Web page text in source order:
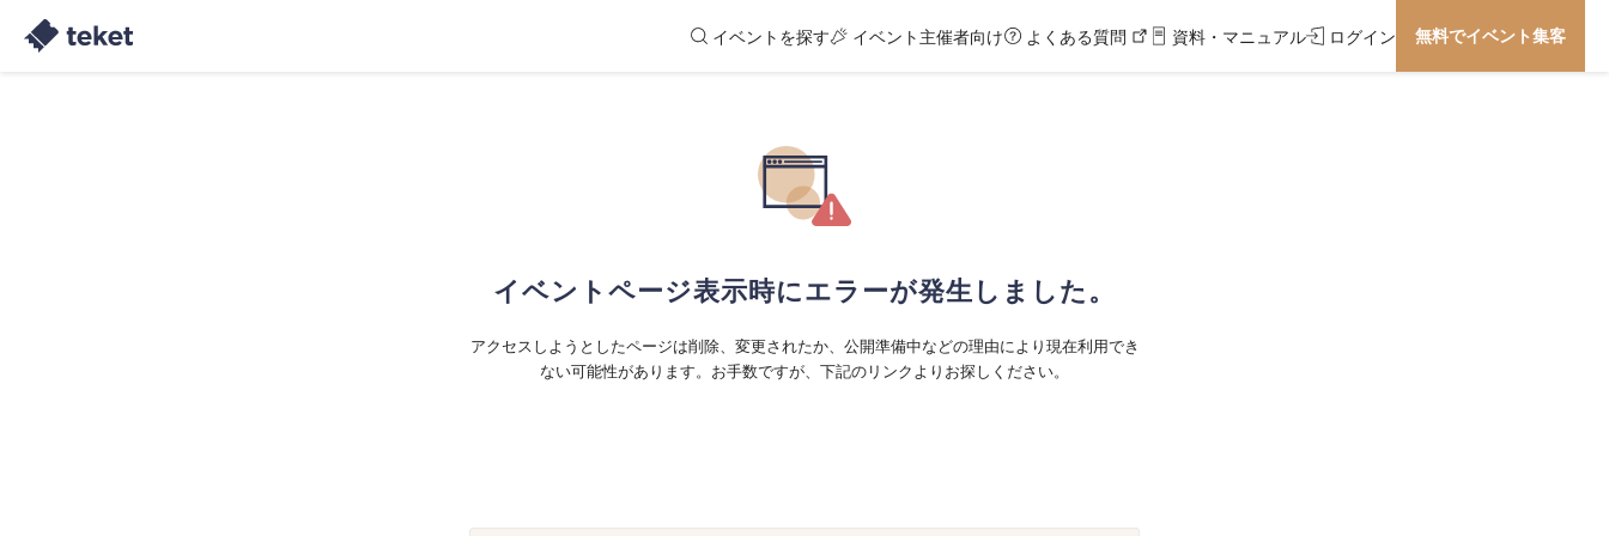
イベントを探す イベント主催者向け よくある質問 資料・マニュアル ログイン 無料でイベント集客
イベントページ表示時にエラーが発生しました。
アクセスしようとしたページは削除、変更されたか、公開準備中などの理由により現在利用でき
ない可能性があります。お手数ですが、下記のリンクよりお探しください。